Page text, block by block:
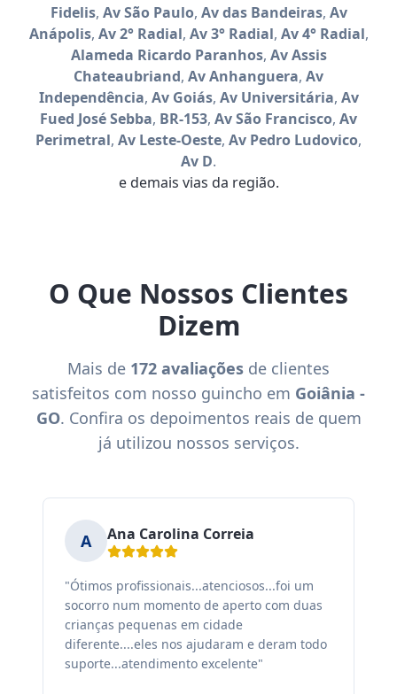
Fidelis, Av São Paulo, Av das Bandeiras, Av
Anápolis, Av 2° Radial, Av 3° Radial, Av 4° Radial,
Alameda Ricardo Paranhos, Av Assis
Chateaubriand, Av Anhanguera, Av
Independência, Av Goiás, Av Universitária, Av
Fued José Sebba, BR-153, Av São Francisco, Av
Perimetral, Av Leste-Oeste, Av Pedro Ludovico,
Av D.
e demais vias da região.
O Que Nossos Clientes
Dizem
Mais de 172 avaliações de clientes
satisfeitos com nosso guincho em Goiânia -
GO. Confira os depoimentos reais de quem
já utilizou nossos serviços.
A Ana Carolina Correia
"Ótimos profissionais...atenciosos...foi um
socorro num momento de aperto com duas
crianças pequenas em cidade
diferente....eles nos ajudaram e deram todo
suporte...atendimento excelente"